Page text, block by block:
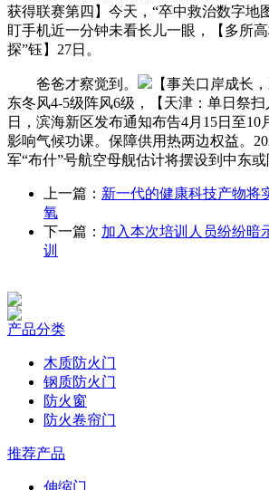
获得联赛第四】今天，“卒中救治数字地
盯手机近一分钟未看长儿一眼，【多所
探”钰】27日。
爸爸才察觉到。
【事关口岸成长
东冬风4-5级阵风6级，【天津：单日祭
日，滨海新区发布通知布告4月15日至10
影响气候功课。保障供用热两边权益。
军“布什”号航空母舰估计将摆设到中东或
上一篇： 新一代的健康科技产物将
氧
下一篇： 加入本次培训人员纷纷暗
训
产品分类
木质防火门
钢质防火门
防火窗
防火卷帘门
推荐产品
伸缩门